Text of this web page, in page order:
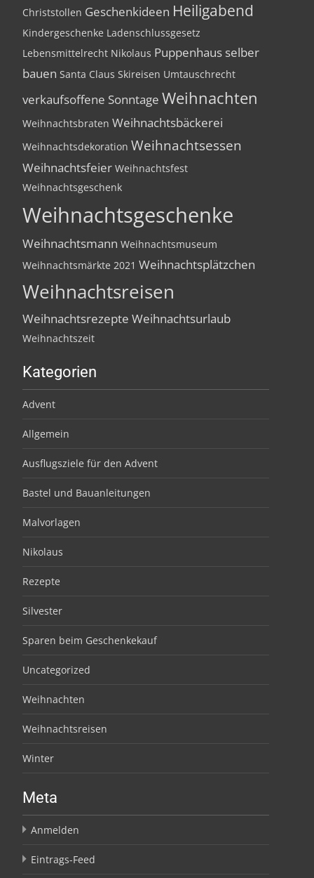
Christstollen Geschenkideen Heiligabend
Kindergeschenke Ladenschlussgesetz
Lebensmittelrecht Nikolaus Puppenhaus selber
bauen Santa Claus Skireisen Umtauschrecht
verkaufsoffene Sonntage Weihnachten
Weihnachtsbraten Weihnachtsbäckerei
Weihnachtsdekoration Weihnachtsessen
Weihnachtsfeier Weihnachtsfest
Weihnachtsgeschenk
Weihnachtsgeschenke
Weihnachtsmann Weihnachtsmuseum
Weihnachtsmärkte 2021 Weihnachtsplätzchen
Weihnachtsreisen
Weihnachtsrezepte Weihnachtsurlaub
Weihnachtszeit
Kategorien
Advent
Allgemein
Ausflugsziele für den Advent
Bastel und Bauanleitungen
Malvorlagen
Nikolaus
Rezepte
Silvester
Sparen beim Geschenkekauf
Uncategorized
Weihnachten
Weihnachtsreisen
Winter
Meta
Anmelden
Eintrags-Feed